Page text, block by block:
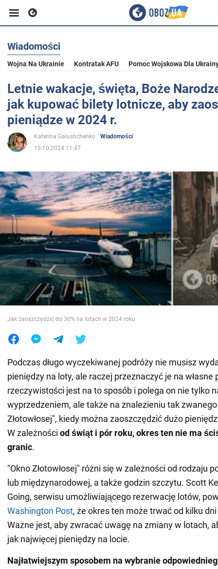
Biznes
Sport
Rozrywka
Życie
Polityka
Społeczeństwo
Wojna na Ukrainie
Świat
Jedzenie
Wiadomości
Wojna Na Ukrainie Kontratak AFU Pomoc Wojskowa Dla
Letnie wakacje, święta, Boże
jak kupować bilety lotnicze, aby
pieniądze w 2024 r.
Katerina Galushchenko
Wiadomości
13.10.2024 11:47
Jak zaoszczędzić do 30% na lotach w 2024 roku
Podczas długo wyczekiwanej podróży nie musisz
pieniędzy na loty, ale raczej przeznaczyć je na własne
rzeczywistości jest na to sposób i polega on nie tylko
wyprzedzeniem, ale także na znalezieniu tak
Złotowłosej", kiedy można zaoszczędzić dużo
W zależności od świąt i pór roku, okres ten nie ma
granic.
"Okno Złotowłosej" różni się w zależności od rodzaju
lub międzynarodowej, a także godzin szczytu. Scott
Going, serwisu umożliwiającego rezerwację lotów,
Washington Post, że okres ten może trwać od kilku
Ważne jest, aby zwracać uwagę na zmiany w lotach,
jak najwięcej pieniędzy na locie.
Najłatwiejszym sposobem na wybranie